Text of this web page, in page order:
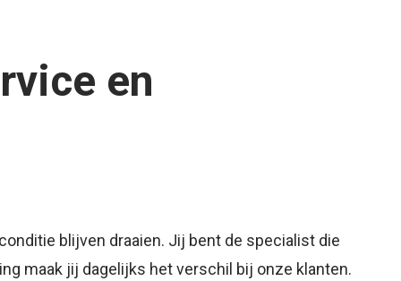
en
blijven draaien. Jij bent de specialist die
maak jij dagelijks het verschil bij onze klanten.